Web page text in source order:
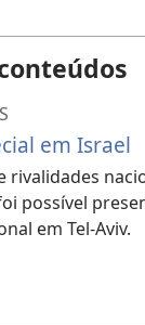
em Israel
rivalidades
possível
em Tel-Aviv.